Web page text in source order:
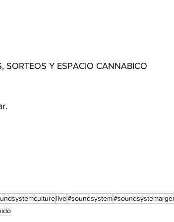
SORTEOS Y ESPACIO CANNABICO
live#soundsystem